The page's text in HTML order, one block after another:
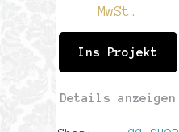
MwSt.
Ins Projekt
Details anzeigen